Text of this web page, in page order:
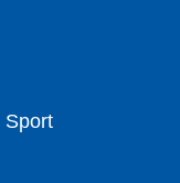
Sport